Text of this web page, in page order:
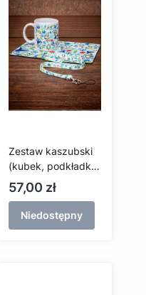
Zestaw kaszubski
(kubek, podkładka
pod mysz, smycz)
Cena
57,00 zł
Niedostępny